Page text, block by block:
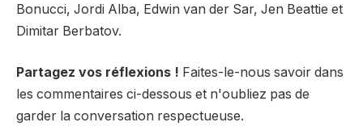
Bonucci, Jordi Alba, Edwin van der Sar, Jen Beattie et
Dimitar Berbatov.
Partagez vos réflexions ! Faites-le-nous savoir dans
les commentaires ci-dessous et n'oubliez pas de
garder la conversation respectueuse.